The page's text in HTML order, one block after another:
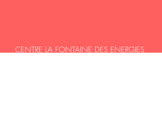
CENTRE LA FONTAINE DES ENERGIES